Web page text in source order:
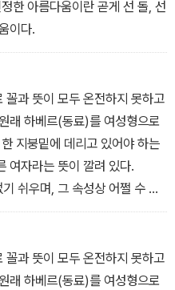
한 아름다움이란 곧게 선 돌, 선
이다.
꼴과 뜻이 모두 온전하지 못하고
래 하베르(동료)를 여성형으로
지붕밑에 데리고 있어야 하는
여자라는 뜻이 깔려 있다.
쉬우며, 그 속성상 어쩔 수 없
린 호기심을 보인다. 그래서 집
서는 자기들만아는 은어를 사
말한 것 말고도 당연히 하베르
은어는 이제 거의 사라졌지만
꼴과 뜻이 모두 온전하지 못하고
래 하베르(동료)를 여성형으로